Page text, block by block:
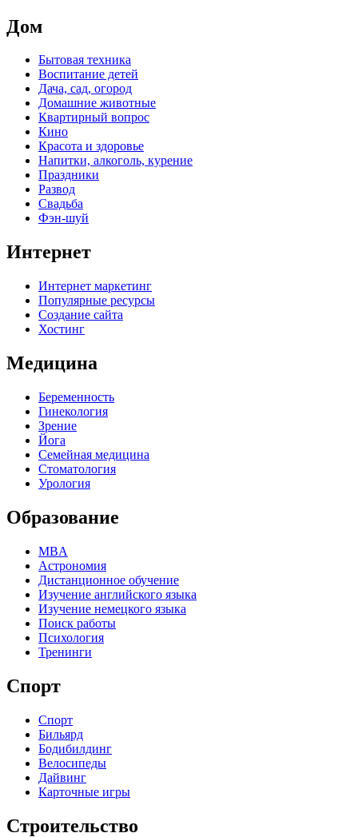
Дом
Бытовая техника
Воспитание детей
Дача, сад, огород
Домашние животные
Квартирный вопрос
Кино
Красота и здоровье
Напитки, алкоголь, курение
Праздники
Развод
Свадьба
Фэн-шуй
Интернет
Интернет маркетинг
Популярные ресурсы
Создание сайта
Хостинг
Медицина
Беременность
Гинекология
Зрение
Йога
Семейная медицина
Стоматология
Урология
Образование
MBA
Астрономия
Дистанционное обучение
Изучение английского языка
Изучение немецкого языка
Поиск работы
Психология
Тренинги
Спорт
Спорт
Бильярд
Бодибилдинг
Велосипеды
Дайвинг
Карточные игры
Строительство